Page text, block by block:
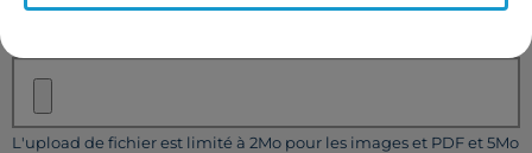
L'upload de fichier est limité à 2Mo pour les images et PDF et 5Mo